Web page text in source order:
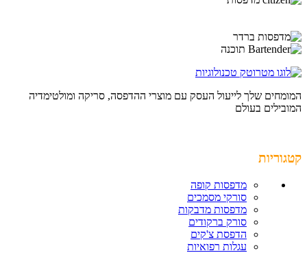
המומחים שלך לייעול העסק עם מוצרי ההדפסה, סריקה ומולטימדיה
המובילים בעולם
קטגוריות
מדפסות קופה
סורקי מסמכים
מדפסות מדבקות
סורק ברקודים
הדפסת צ'קים
עגלות רפואיות